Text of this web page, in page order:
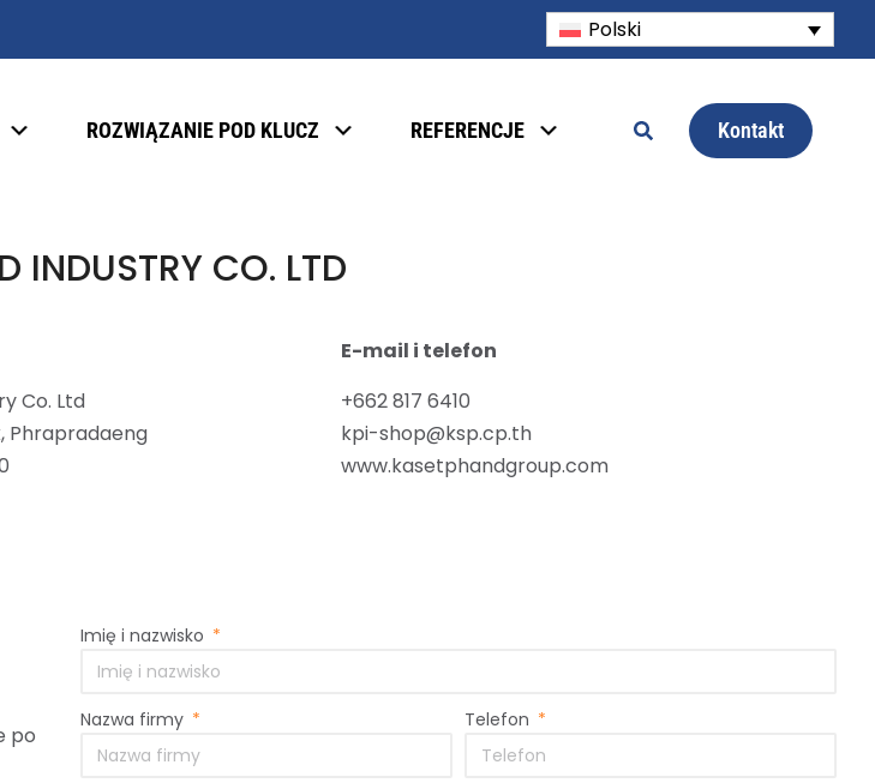
Polski
ROZWIĄZANIE POD KLUCZ REFERENCJE Kontakt
INDUSTRY CO. LTD
Co. Ltd
Phrapradaeng
E-mail i telefon
+662 817 6410
kpi-shop@ksp.cp.th
www.kasetphandgroup.com
po
Imię i nazwisko
Nazwa firmy Telefon